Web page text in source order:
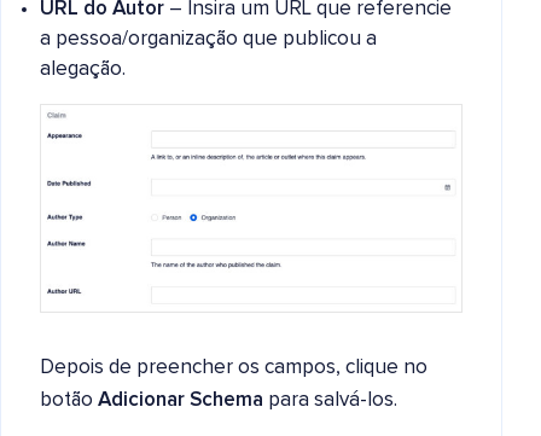
URL do Autor – Insira um URL que referencie
a pessoa/organização que publicou a
alegação.
Depois de preencher os campos, clique no
botão Adicionar Schema para salvá-los.